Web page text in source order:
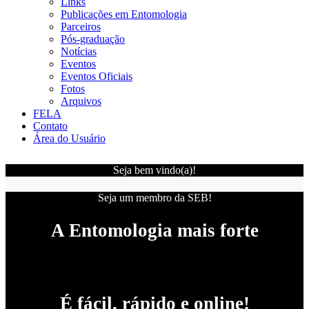
Publicações em Entomologia
Parceiros
Pós-graduação
Notícias
Eventos
Eventos Oficiais
Fotos
Arquivos
FELA
Contato
Área do Usuário
Seja bem vindo(a)!
Seja um membro da SEB!
A Entomologia mais forte
É fácil, rápido e online!